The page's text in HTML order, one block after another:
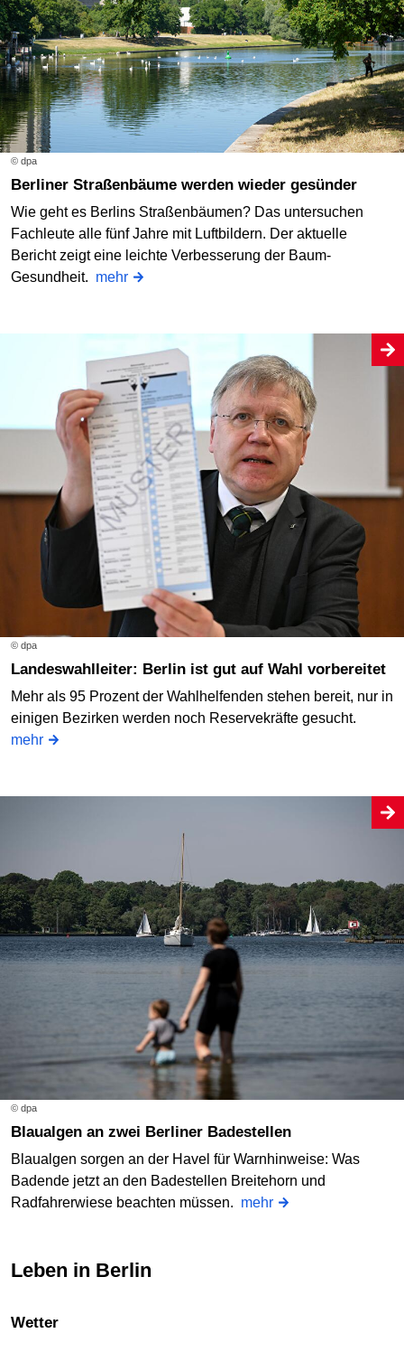
© dpa
Berliner Straßenbäume werden wieder gesünder
Wie geht es Berlins Straßenbäumen? Das untersuchen
Fachleute alle fünf Jahre mit Luftbildern. Der aktuelle
Bericht zeigt eine leichte Verbesserung der Baum-
Gesundheit. mehr
© dpa
Landeswahlleiter: Berlin ist gut auf Wahl vorbereitet
Mehr als 95 Prozent der Wahlhelfenden stehen bereit, nur in
einigen Bezirken werden noch Reservekräfte gesucht.
mehr
© dpa
Blaualgen an zwei Berliner Badestellen
Blaualgen sorgen an der Havel für Warnhinweise: Was
Badende jetzt an den Badestellen Breitehorn und
Radfahrerwiese beachten müssen. mehr
Leben in Berlin
Wetter